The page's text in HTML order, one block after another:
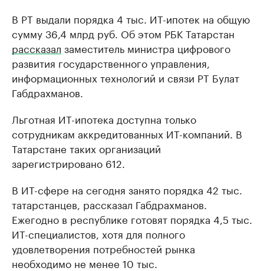
В РТ выдали порядка 4 тыс. ИТ-ипотек на общую
сумму 36,4 млрд руб. Об этом РБК Татарстан
рассказал заместитель министра цифрового
развития государственного управления,
информационных технологий и связи РТ Булат
Габдрахманов.
Льготная ИТ-ипотека доступна только
сотрудникам аккредитованных ИТ-компаний. В
Татарстане таких организаций
зарегистрировано 612.
В ИТ-сфере на сегодня занято порядка 42 тыс.
татарстанцев, рассказал Габдрахманов.
Ежегодно в республике готовят порядка 4,5 тыс.
ИТ-специалистов, хотя для полного
удовлетворения потребностей рынка
необходимо не менее 10 тыс.